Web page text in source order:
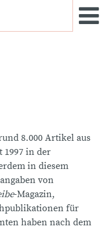
8.000 Artikel aus
1997 in der
in diesem
von
-Magazin,
für
haben nach dem